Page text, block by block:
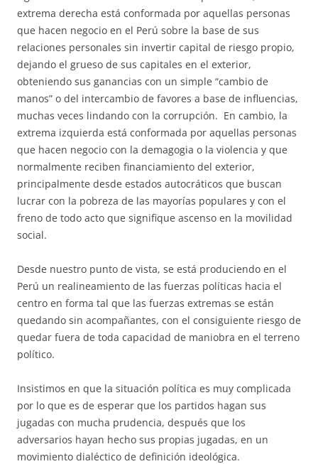
extrema derecha está conformada por aquellas personas
que hacen negocio en el Perú sobre la base de sus
relaciones personales sin invertir capital de riesgo propio,
dejando el grueso de sus capitales en el exterior,
obteniendo sus ganancias con un simple “cambio de
manos” o del intercambio de favores a base de influencias,
muchas veces lindando con la corrupción. En cambio, la
extrema izquierda está conformada por aquellas personas
que hacen negocio con la demagogia o la violencia y que
normalmente reciben financiamiento del exterior,
principalmente desde estados autocráticos que buscan
lucrar con la pobreza de las mayorías populares y con el
freno de todo acto que signifique ascenso en la movilidad
social.
Desde nuestro punto de vista, se está produciendo en el
Perú un realineamiento de las fuerzas políticas hacia el
centro en forma tal que las fuerzas extremas se están
quedando sin acompañantes, con el consiguiente riesgo de
quedar fuera de toda capacidad de maniobra en el terreno
político.
Insistimos en que la situación política es muy complicada
por lo que es de esperar que los partidos hagan sus
jugadas con mucha prudencia, después que los
adversarios hayan hecho sus propias jugadas, en un
movimiento dialéctico de definición ideológica.